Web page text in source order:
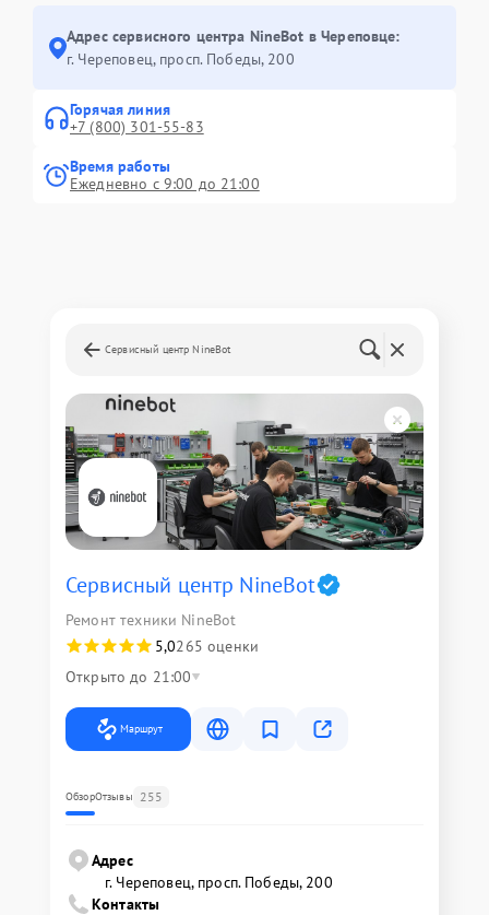
Адрес сервисного центра NineBot в Череповце:
г. Череповец, просп. Победы, 200
Горячая линия
+7 (800) 301-55-83
Время работы
Ежедневно с 9:00 до 21:00
Сервисный центр NineBot
Сервисный центр NineBot
Ремонт техники NineBot
5,0265 оценки
Открыто до 21:00
Маршрут
ОбзорОтзывы 255
Адрес
г. Череповец, просп. Победы, 200
Контакты